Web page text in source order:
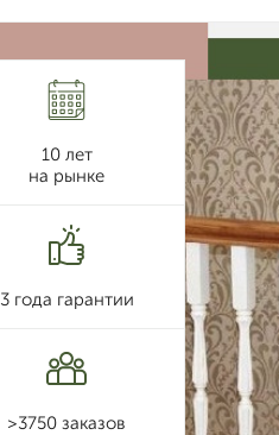
10 лет
на рынке
3 года гарантии
>3750 заказов